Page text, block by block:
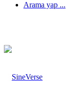
Arama yap ...